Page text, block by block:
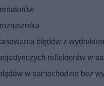
błędów z
reflektorów w
w samochodzie bez